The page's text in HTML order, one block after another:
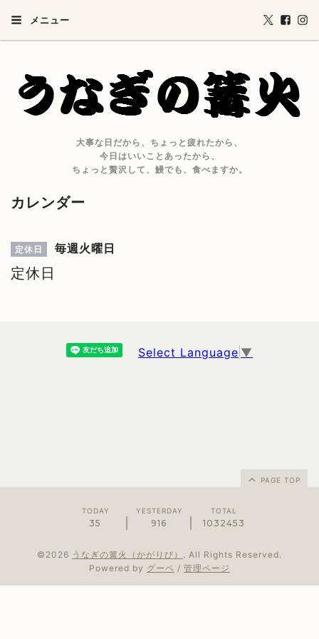
メニュー
大事な日だから、ちょっと疲れたから、
今日はいいことあったから、
ちょっと贅沢して、鰻でも、食べますか。
カレンダー
定休日 毎週火曜日
定休日
Select Language ▼
PAGE TOP
TODAY
35
YESTERDAY
916
TOTAL
1032453
©2026 うなぎの篝火（かがりび） . All Rights Reserved.
Powered by グーペ / 管理ページ